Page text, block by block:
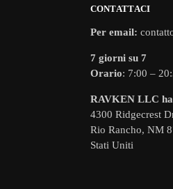
CONTATTACI
Per email:
7 giorni su 7
Orario: 7:00 –
RAVKEN LLC ha
4300 Ridgecrest
Rio Rancho, NM
Stati Uniti